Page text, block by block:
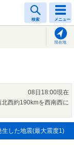
検索 メニュー
現在地
08日18:00現在
西約190kmを西南西に
生した地震(最大震度1)